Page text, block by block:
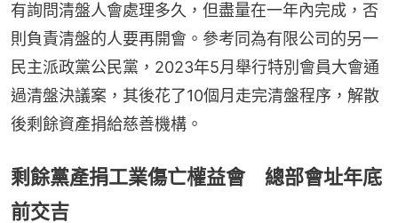
有詢問清盤人會處理多久，但盡量在一年內完成，否
則負責清盤的人要再開會。參考同為有限公司的另一
民主派政黨公民黨，2023年5月舉行特別會員大會通
過清盤決議案，其後花了10個月走完清盤程序，解散
後剩餘資產捐給慈善機構。
剩餘黨產捐工業傷亡權益會 總部會址年底
前交吉